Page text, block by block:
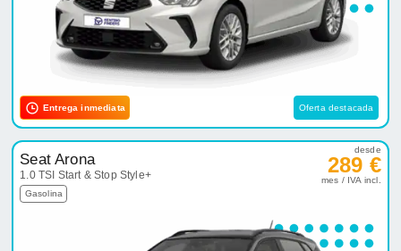
Entrega inmediata Oferta destacada
Seat Arona
1.0 TSI Start & Stop Style+
Gasolina
desde
289 €
mes / IVA incl.